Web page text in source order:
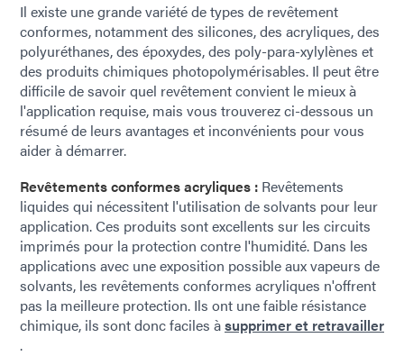
Il existe une grande variété de types de revêtement
conformes, notamment des silicones, des acryliques, des
polyuréthanes, des époxydes, des poly-para-xylylènes et
des produits chimiques photopolymérisables. Il peut être
difficile de savoir quel revêtement convient le mieux à
l'application requise, mais vous trouverez ci-dessous un
résumé de leurs avantages et inconvénients pour vous
aider à démarrer.
Revêtements conformes acryliques : Revêtements
liquides qui nécessitent l'utilisation de solvants pour leur
application. Ces produits sont excellents sur les circuits
imprimés pour la protection contre l'humidité. Dans les
applications avec une exposition possible aux vapeurs de
solvants, les revêtements conformes acryliques n'offrent
pas la meilleure protection. Ils ont une faible résistance
chimique, ils sont donc faciles àsupprimer et retravailler
.